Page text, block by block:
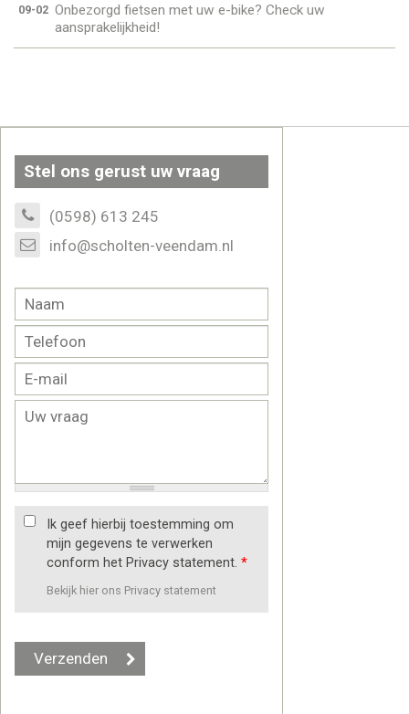
09-02 Onbezorgd fietsen met uw e-bike? Check uw
aansprakelijkheid!
Stel ons gerust uw vraag
(0598) 613 245
info@scholten-veendam.nl
Ik geef hierbij toestemming om
mijn gegevens te verwerken
conform het Privacy statement. *
Bekijk hier ons Privacy statement